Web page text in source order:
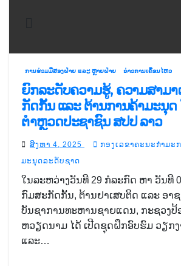
ການຮ່ວມມືສອງຝ່າຍ ແລະ ຫຼາຍຝ່າຍ ຂ່າວການເຄື່ອນໄຫວ
ຍົກລະດັບຄວາມຮູ້, ຄວາມສາມາ
ກັດກັ້ນ ແລະ ຕ້ານການຄ້າມະນຸດ
ຕຳຫຼວດປະຊາຊົນ ສປປ ລາວ
ສິງຫາ 4, 2025
ກອງເລຂາຄະນະກຳມະ
ມະນຸດລະດັບຊາດ
ໃນລະຫວ່າງວັນທີ 29 ກໍລະກົດ ຫາ ວັນທີ
ກົມສະກັດກັ້ນ, ຕ້ານຢາເສບຕິດ ແລະ ອາ
ບັນຊາການທະຫານຊາຍແດນ, ກະຊວງປ້
ຫວຽດນາມ ໄດ້ ເປີດຊຸດຝຶກອົບຮົມ ວຽກ
ແລະ…